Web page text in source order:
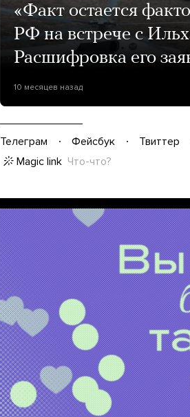
«Факт остается
РФ на встрече с
Расшифровка его
10 месяцев назад
Телеграм Фейсбук Твиттер
Magic link Что-что?